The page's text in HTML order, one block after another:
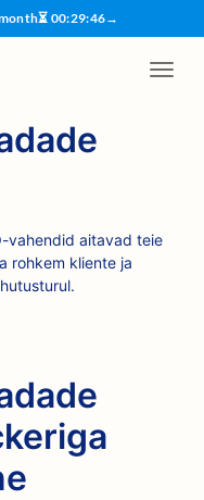
⏳ 00:29:45→
vahendid aitavad teie
rohkem kliente ja